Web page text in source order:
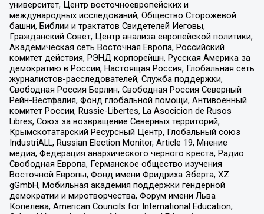
университет, Центр восточноевропейских и
международных исследований, Общество Сторожевой
башни, Библии и трактатов Свидетелей Иеговы,
Гражданский Совет, Центр анализа европейской политики,
Академическая сеть Восточная Европа, Российский
комитет действия, РЭНД корпорейшн, Русская Америка за
демократию в России, Настоящая Россия, Глобальная сеть
журналистов-расследователей, Служба поддержки,
Свободная Россия Берлин, Свободная Россия Северный
Рейн-Вестфалия, Фонд глобальной помощи, Антивоенный
комитет России, Russie-Libertes, La Asocicion de Rusos
Libres, Союз за возвращение Северных территорий,
Крымскотатарский Ресурсный Центр, Глобальный союз
IndustriALL, Russian Election Monitor, Article 19, Мнение
медиа, Федерация анархического черного креста, Радио
Свободная Европа, Германское общество изучения
Восточной Европы, Фонд имени Фридриха Эберта, XZ
gGmbH, Мобильная академия поддержки гендерной
демократии и миротворчества, Форум имени Льва
Копелева, American Councils for International Education,